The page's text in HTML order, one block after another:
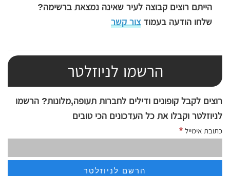
הייתם רוצים קבוצה לעיר שאינה נמצאת ברשימה?
שלחו הודעה בעמודצור קשר
הרשמו לניוזלטר
רוצים לקבל קופונים ודילים לחברות תעופה,מלונות? הרשמו
לניוזלטר וקבלו את כל העדכונים הכי טובים
כתובת אימייל *